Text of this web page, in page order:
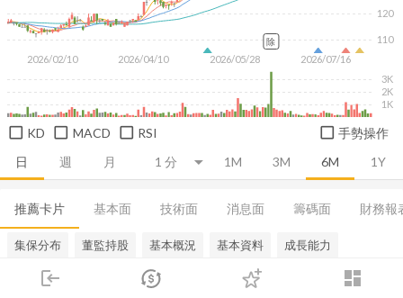
login dashboard
市場 登入
日 週 月 1M 3M 6M 1Y
2026/02/10 2026/04/10 2026/05/28 2026/07/16
110
120
1K
2K
3K
除
KD MACD RSI 手勢操作
推薦卡片 基本面 技術面 消息面 籌碼面 財務報
集保分布 董監持股 基本概況 基本資料 成長能力